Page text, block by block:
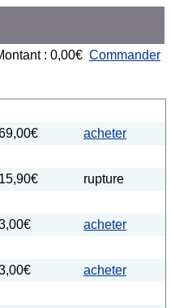
: 0,00€ Commander
acheter
15,90€
rupture
acheter
acheter